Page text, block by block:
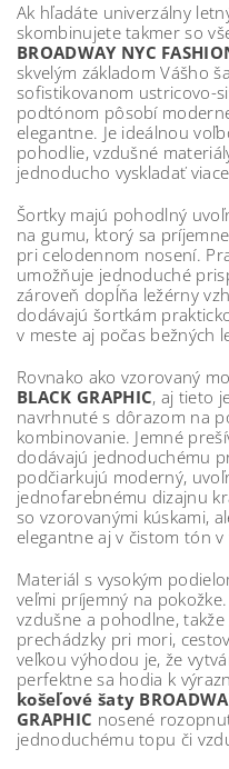
Ak hľadáte univerzálny
skombinujete takmer so
BROADWAY NYC
skvelým základom Vášho
sofistikovanom ustricovo-
podtónom pôsobí
elegantne. Je ideálnou
pohodlie, vzdušné
jednoducho vyskladať
Šortky majú pohodlný
na gumu, ktorý sa
pri celodennom nosení.
umožňuje jednoduché
zároveň dopĺňa ležérny
dodávajú šortkám
v meste aj počas bežných
Rovnako ako vzorovaný
BLACK GRAPHIC, aj tieto
navrhnuté s dôrazom na
kombinovanie. Jemné
dodávajú jednoduchému
podčiarkujú moderný,
jednofarebnému dizajnu
so vzorovanými kúskami,
elegantne aj v čistom tón
Materiál s vysokým
veľmi príjemný na
vzdušne a pohodlne,
prechádzky pri mori,
veľkou výhodou je, že
perfektne sa hodia k
košeľové šaty
GRAPHIC nosené
jednoduchému topu či